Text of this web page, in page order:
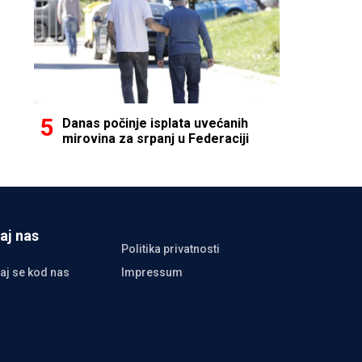
Danas počinje isplata uvećanih
mirovina za srpanj u Federaciji
nas
Politika privatnosti
se kod nas
Impressum